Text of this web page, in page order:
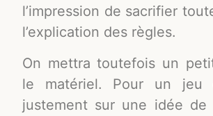
l’impression de sacrifier
l’explication des règles.
On mettra toutefois un
le matériel. Pour un jeu
justement sur une idée de